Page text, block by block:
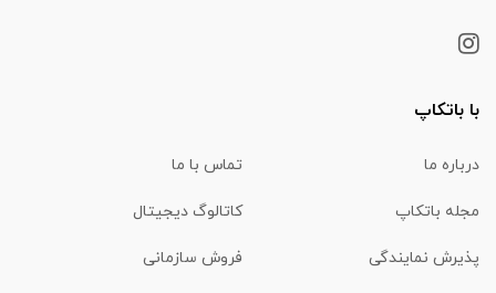
با باتکاپ
درباره ما تماس با ما
مجله باتکاپ کاتالوگ دیجیتال
پذیرش نمایندگی فروش سازمانی